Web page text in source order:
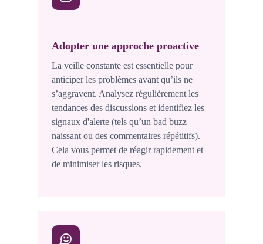
Adopter une approche proactive
La veille constante est essentielle pour
anticiper les problèmes avant qu’ils ne
s’aggravent. Analysez régulièrement les
tendances des discussions et identifiez les
signaux d'alerte (tels qu’un bad buzz
naissant ou des commentaires répétitifs).
Cela vous permet de réagir rapidement et
de minimiser les risques.